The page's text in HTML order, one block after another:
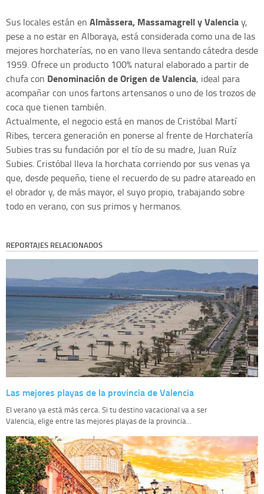
Sus locales están en Almàssera, Massamagrell y Valenciay,
pese a no estar en Alboraya, está considerada como una de las
mejores horchaterías, no en vano lleva sentando cátedra desde
1959. Ofrece un producto 100% natural elaborado a partir de
chufa con Denominación de Origen de Valencia, ideal para
acompañar con unos fartons artensanos o uno de los trozos de
coca que tienen también.
Actualmente, el negocio está en manos de Cristóbal Martí
Ribes, tercera generación en ponerse al frente de Horchatería
Subies tras su fundación por el tío de su madre, Juan Ruíz
Subies. Cristóbal lleva la horchata corriendo por sus venas ya
que, desde pequeño, tiene el recuerdo de su padre atareado en
el obrador y, de más mayor, el suyo propio, trabajando sobre
todo en verano, con sus primos y hermanos.
REPORTAJES RELACIONADOS
Las mejores playas de la provincia de Valencia
El verano ya está más cerca. Si tu destino vacacional va a ser
Valencia, elige entre las mejores playas de la provincia...